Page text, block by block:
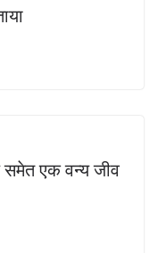
समेत एक वन्य जीव